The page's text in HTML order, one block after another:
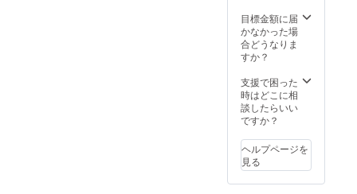
つきの
エキス
トラプ
ラスア
の役プ
レゼン
ト 奇跡
のクリ
劇場無
料ご招
待 舞台
挨拶
目標金額に届
かなかった場
合どうなりま
すか？
支援で困った
時はどこに相
談したらいい
ですか？
ヘルプページを
見る